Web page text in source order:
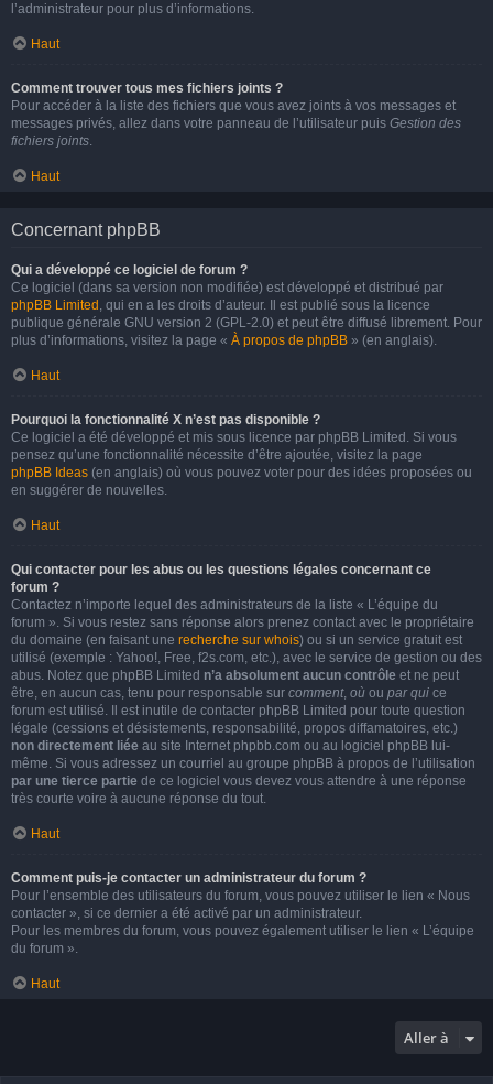
l’administrateur pour plus d’informations.
Haut
Comment trouver tous mes fichiers joints ?
Pour accéder à la liste des fichiers que vous avez joints à vos messages et
messages privés, allez dans votre panneau de l’utilisateur puis Gestion des
fichiers joints.
Haut
Concernant phpBB
Qui a développé ce logiciel de forum ?
Ce logiciel (dans sa version non modifiée) est développé et distribué par
phpBB Limited , qui en a les droits d’auteur. Il est publié sous la licence
publique générale GNU version 2 (GPL-2.0) et peut être diffusé librement. Pour
plus d’informations, visitez la page « À propos de phpBB » (en anglais).
Haut
Pourquoi la fonctionnalité X n’est pas disponible ?
Ce logiciel a été développé et mis sous licence par phpBB Limited. Si vous
pensez qu’une fonctionnalité nécessite d’être ajoutée, visitez la page
phpBB Ideas (en anglais) où vous pouvez voter pour des idées proposées ou
en suggérer de nouvelles.
Haut
Qui contacter pour les abus ou les questions légales concernant ce
forum ?
Contactez n’importe lequel des administrateurs de la liste « L’équipe du
forum ». Si vous restez sans réponse alors prenez contact avec le propriétaire
du domaine (en faisant une recherche sur whois) ou si un service gratuit est
utilisé (exemple : Yahoo!, Free, f2s.com, etc.), avec le service de gestion ou des
abus. Notez que phpBB Limited n’a absolument aucun contrôle et ne peut
être, en aucun cas, tenu pour responsable sur comment, où ou par qui ce
forum est utilisé. Il est inutile de contacter phpBB Limited pour toute question
légale (cessions et désistements, responsabilité, propos diffamatoires, etc.)
non directement liée au site Internet phpbb.com ou au logiciel phpBB lui-
même. Si vous adressez un courriel au groupe phpBB à propos de l’utilisation
par une tierce partie de ce logiciel vous devez vous attendre à une réponse
très courte voire à aucune réponse du tout.
Haut
Comment puis-je contacter un administrateur du forum ?
Pour l’ensemble des utilisateurs du forum, vous pouvez utiliser le lien « Nous
contacter », si ce dernier a été activé par un administrateur.
Pour les membres du forum, vous pouvez également utiliser le lien « L’équipe
du forum ».
Haut
Aller à